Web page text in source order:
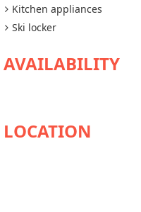
Kitchen appliances
Ski locker
AVAILABILITY